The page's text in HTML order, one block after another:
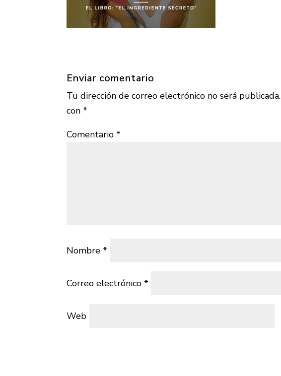
Enviar comentario
Tu dirección de correo electrónico no será publicada.
con *
Comentario *
Nombre *
Correo electrónico *
Web